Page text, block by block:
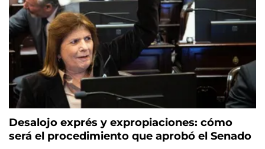
Desalojo exprés y expropiaciones: cómo
será el procedimiento que aprobó el Senado